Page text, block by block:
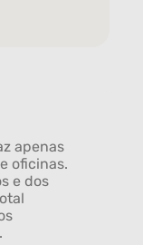
apenas
oficinas.
e dos